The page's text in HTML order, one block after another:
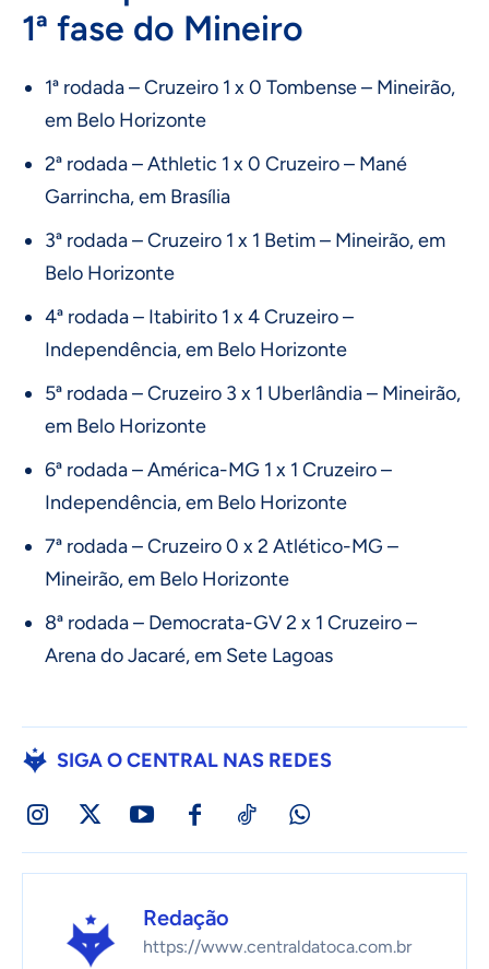
1ª fase do Mineiro
1ª rodada – Cruzeiro 1 x 0 Tombense – Mineirão,
em Belo Horizonte
2ª rodada – Athletic 1 x 0 Cruzeiro – Mané
Garrincha, em Brasília
3ª rodada – Cruzeiro 1 x 1 Betim – Mineirão, em
Belo Horizonte
4ª rodada – Itabirito 1 x 4 Cruzeiro –
Independência, em Belo Horizonte
5ª rodada – Cruzeiro 3 x 1 Uberlândia – Mineirão,
em Belo Horizonte
6ª rodada – América-MG 1 x 1 Cruzeiro –
Independência, em Belo Horizonte
7ª rodada – Cruzeiro 0 x 2 Atlético-MG –
Mineirão, em Belo Horizonte
8ª rodada – Democrata-GV 2 x 1 Cruzeiro –
Arena do Jacaré, em Sete Lagoas
SIGA O CENTRAL NAS REDES
Redação
https://www.centraldatoca.com.br